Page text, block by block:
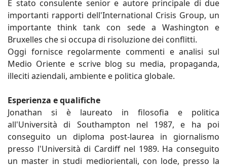
È stato consulente senior e autore principale di due
importanti rapporti dell'International Crisis Group, un
importante think tank con sede a Washington e
Bruxelles che si occupa di risoluzione dei conflitti.
Oggi fornisce regolarmente commenti e analisi sul
Medio Oriente e scrive blog su media, propaganda,
illeciti aziendali, ambiente e politica globale.
Esperienza e qualifiche
Jonathan si è laureato in filosofia e politica
all'Università di Southampton nel 1987, e ha poi
conseguito un diploma post-laurea in giornalismo
presso l'Università di Cardiff nel 1989. Ha conseguito
un master in studi mediorientali, con lode, presso la